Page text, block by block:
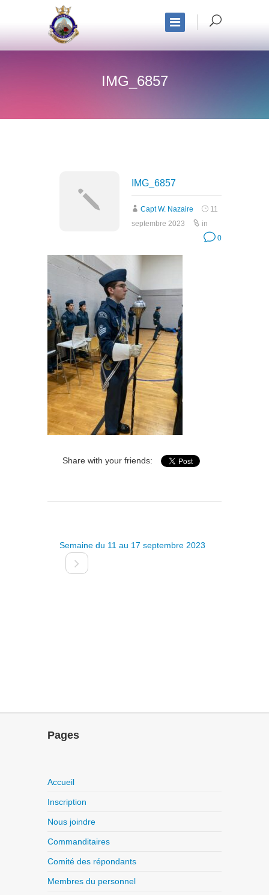
IMG_6857
IMG_6857
Capt W. Nazaire
11
septembre 2023
in
0
Share with your friends:
Semaine du 11 au 17 septembre 2023
Pages
Accueil
Inscription
Nous joindre
Commanditaires
Comité des répondants
Membres du personnel